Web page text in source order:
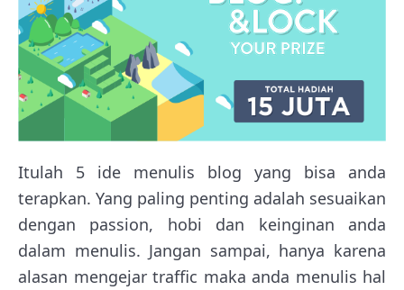
Itulah 5 ide menulis blog yang bisa anda
terapkan. Yang paling penting adalah sesuaikan
dengan passion, hobi dan keinginan anda
dalam menulis. Jangan sampai, hanya karena
alasan mengejar traffic maka anda menulis hal